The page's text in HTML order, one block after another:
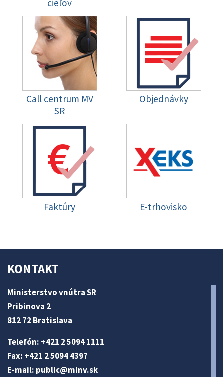
cieľov
Call centrum MV
SR
Objednávky
Faktúry E-trhovisko
KONTAKT
Ministerstvo vnútra SR
Pribinova 2
812 72 Bratislava
Telefón: +421 2 5094 1111
Fax: +421 2 5094 4397
E-mail: public@minv.sk